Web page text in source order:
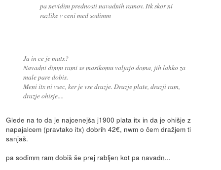
pa nevidim prednosti navadnih ramov. Itk skor ni
razlike v ceni med sodimm
Ja in ce je matx?
Navadni dimm rami se masikomu valjajo doma, jih lahko za
male pare dobis.
Meni itx ni vsec, ker je vse drazje. Drazje plate, drazji ram,
drazje ohisje....
Glede na to da je najcenejša j1900 plata itx in da je ohišje z
napajalcem (pravtako itx) dobrih 42€, nwm o čem dražjem ti
sanjaš.
pa sodimm ram dobiš še prej rabljen kot pa navadn...